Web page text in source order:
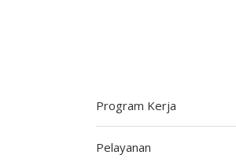
Program Kerja
Pelayanan